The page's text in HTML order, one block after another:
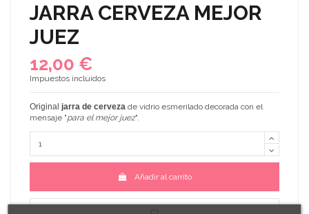
JARRA CERVEZA MEJOR
JUEZ
12,00 €
Impuestos incluidos
Original jarra de cerveza de vidrio esmerilado decorada con el
mensaje "para el mejor juez".
Añadir al carrito